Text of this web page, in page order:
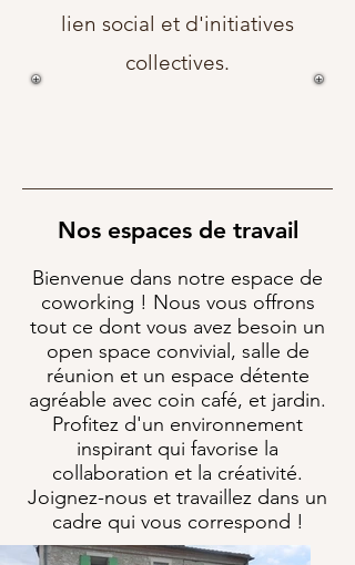
lien social et d'initiatives
collectives.
Nos espaces de travail
Bienvenue dans notre espace de
coworking ! Nous vous offrons
tout ce dont vous avez besoin un
open space convivial, salle de
réunion et un espace détente
agréable avec coin café, et jardin.
Profitez d'un environnement
inspirant qui favorise la
collaboration et la créativité.
Joignez-nous et travaillez dans un
cadre qui vous correspond !